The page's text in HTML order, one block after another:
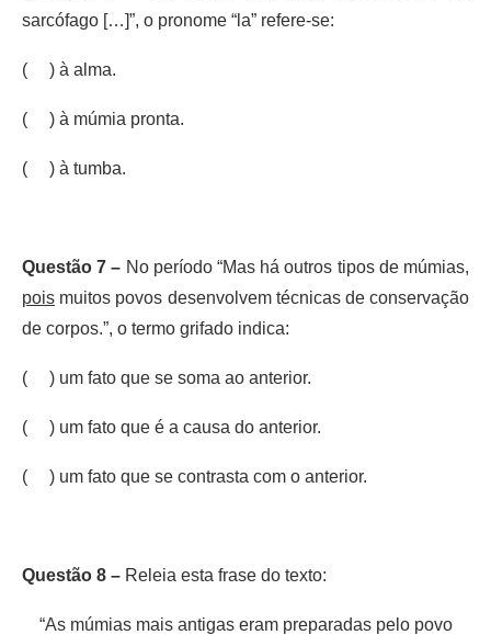
sarcófago […]”, o pronome “la” refere-se:
( ) à alma.
( ) à múmia pronta.
( ) à tumba.
Questão 7 – No período “Mas há outros tipos de múmias,
pois muitos povos desenvolvem técnicas de conservação
de corpos.”, o termo grifado indica:
( ) um fato que se soma ao anterior.
( ) um fato que é a causa do anterior.
( ) um fato que se contrasta com o anterior.
Questão 8 – Releia esta frase do texto:
“As múmias mais antigas eram preparadas pelo povo